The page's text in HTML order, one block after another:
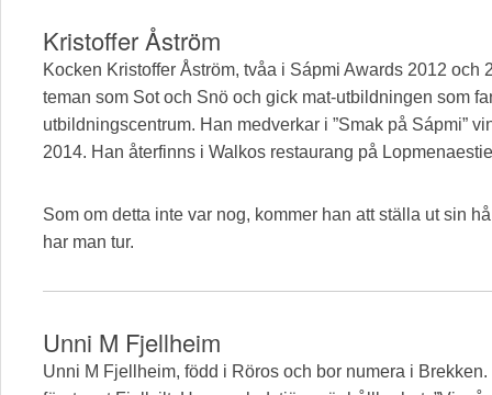
Kristoffer Åström
Kocken Kristoffer Åström, tvåa i Sápmi Awards 2012 och
teman som Sot och Snö och gick mat-utbildningen som
utbildningscentrum. Han medverkar i ”Smak på Sápmi”
2014. Han återfinns i Walkos restaurang på
Som om detta inte var nog, kommer han att ställa ut sin
har man tur.
Unni M Fjellheim
Unni M Fjellheim, född i Röros och bor numera i